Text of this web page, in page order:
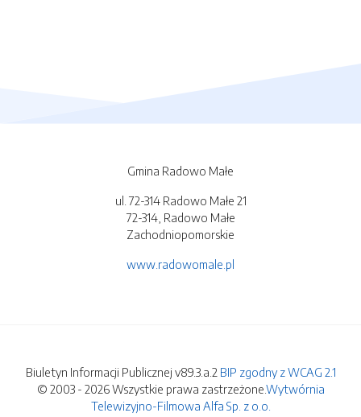
Gmina Radowo Małe
ul. 72-314 Radowo Małe 21
72-314, Radowo Małe
Zachodniopomorskie
www.radowomale.pl
Biuletyn Informacji Publicznej v89.3.a.2 BIP zgodny z WCAG 2.1
© 2003 - 2026 Wszystkie prawa zastrzeżone.Wytwórnia
Telewizyjno-Filmowa Alfa Sp. z o.o.